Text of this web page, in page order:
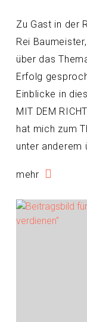
Zu Gast in der
Rei
über das
Erfolg
Einblicke in
MIT DEM
hat mich zum
unter anderem
mehr